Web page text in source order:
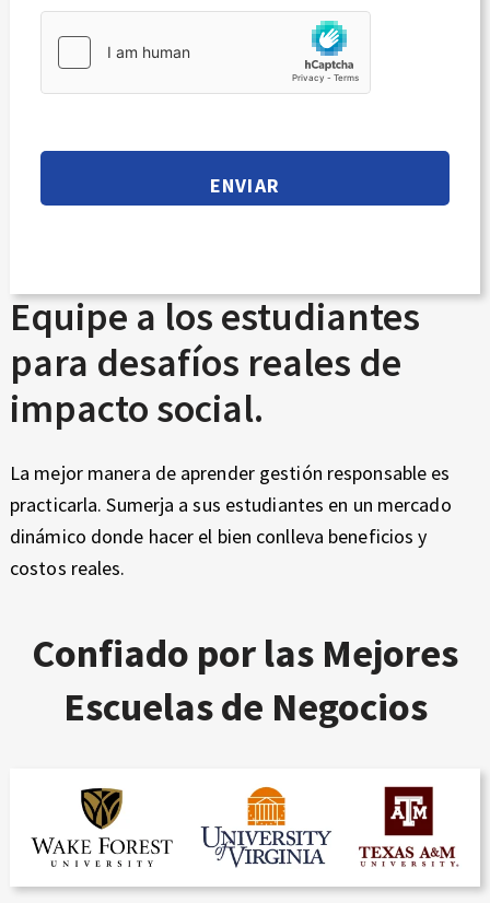
Equipe a los estudiantes
para desafíos reales de
impacto social.
La mejor manera de aprender gestión responsable es
practicarla. Sumerja a sus estudiantes en un mercado
dinámico donde hacer el bien conlleva beneficios y
costos reales.
Confiado por las Mejores
Escuelas de Negocios